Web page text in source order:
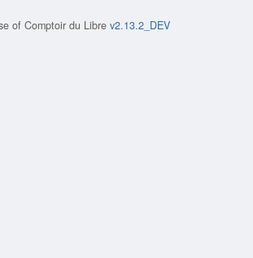
of Comptoir du Libre v2.13.2_DEV